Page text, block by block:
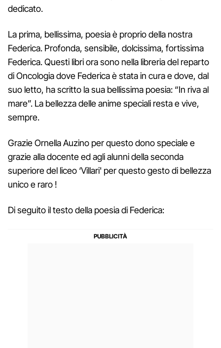
dedicato.
La prima, bellissima, poesia è proprio della nostra
Federica. Profonda, sensibile, dolcissima, fortissima
Federica. Questi libri ora sono nella libreria del reparto
di Oncologia dove Federica è stata in cura e dove, dal
suo letto, ha scritto la sua bellissima poesia: “In riva al
mare”. La bellezza delle anime speciali resta e vive,
sempre.
Grazie Ornella Auzino per questo dono speciale e
grazie alla docente ed agli alunni della seconda
superiore del liceo ‘Villari' per questo gesto di bellezza
unico e raro !
Di seguito il testo della poesia di Federica: